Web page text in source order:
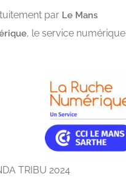
par Le Mans
, le service numérique
TRIBU 2024